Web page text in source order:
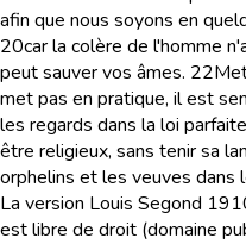
afin que nous soyons en
20car la colère de l'homme
peut sauver vos âmes. 22
met pas en pratique, il est
les regards dans la loi
être religieux, sans tenir sa
orphelins et les veuves dans
La version Louis Segond
est libre de droit (domaine